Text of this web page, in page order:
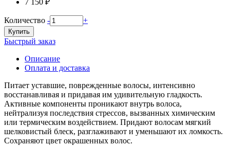
7 150 ₽
Количество - +
Купить
Быстрый заказ
Описание
Оплата и доставка
Питает уставшие, поврежденные волосы, интенсивно
восстанавливая и придавая им удивительную гладкость.
Активные компоненты проникают внутрь волоса,
нейтрализуя последствия стрессов, вызванных химическим
или термическим воздействием. Придают волосам мягкий
шелковистый блеск, разглаживают и уменьшают их ломкость.
Сохраняют цвет окрашенных волос.